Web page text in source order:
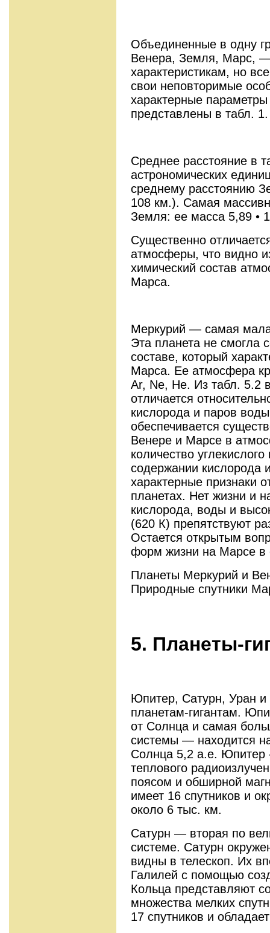
Объединенные в одну
Венера, Земля, Марс, —
характеристикам, но
свои неповторимые
характерные
представлены в табл. 1.
Среднее расстояние в
астрономических
среднему расстоянию
108 км.). Самая
Земля: ее масса 5,89 •
Существенно
атмосферы, что видно
химический состав
Марса.
Меркурий — самая
Эта планета не смогла
составе, который
Марса. Ее атмосфера
Ar, Ne, Не. Из табл. 5.2
отличается
кислорода и паров
обеспечивается
Венере и Марсе в
количество
содержании кислорода
характерные признаки
планетах. Нет жизни и
кислорода, воды и
(620 К) препятствуют
Остается открытым
форм жизни на Марсе
Планеты Меркурий и
Природные спутники
5. Планеты-
Юпитер, Сатурн, Уран и
планетам-гигантам.
от Солнца и самая
системы — находится
Солнца 5,2 а.е.
теплового
поясом и обширной
имеет 16 спутников и
около 6 тыс. км.
Сатурн — вторая по
системе. Сатурн
видны в телескоп. Их
Галилей с помощью
Кольца представляют
множества мелких
17 спутников и